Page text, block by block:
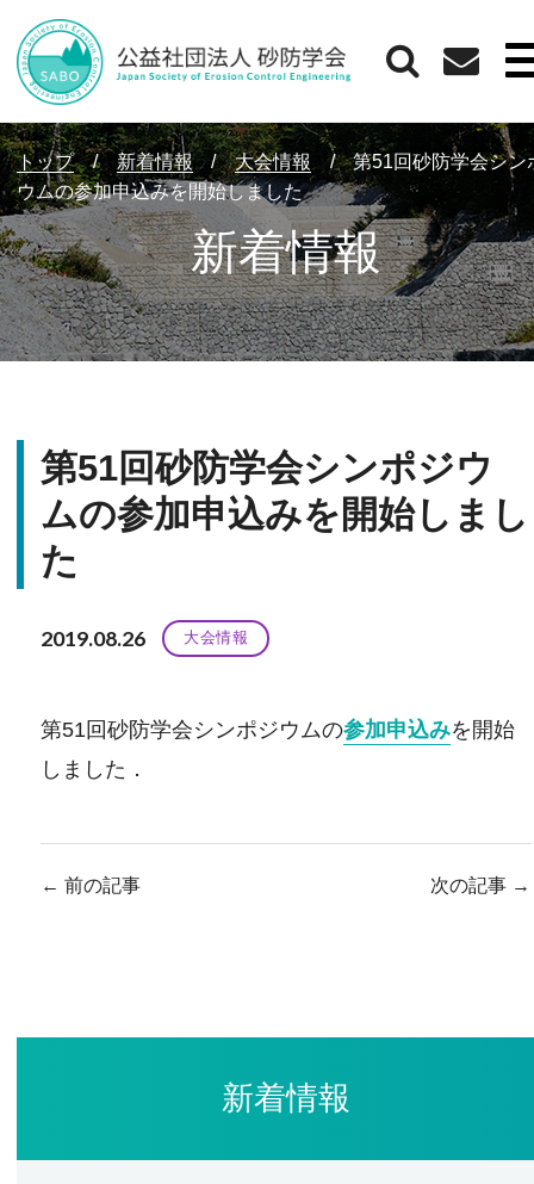
新着情報
トップ / 新着情報 / 大会情報 /
第51回砂防学会シン
ウムの参加申込みを開始しました
第51回砂防学会シンポジウ
ムの参加申込みを開始しまし
た
2019.08.26 大会情報
第51回砂防学会シンポジウムの参加申込みを開始
しました．
← 前の記事 次の記事 →
新着情報